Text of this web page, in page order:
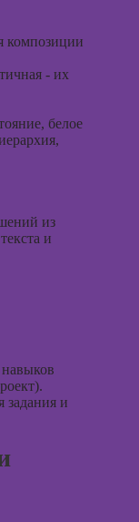
композиции
- их
белое
из
и
навыков
задания и